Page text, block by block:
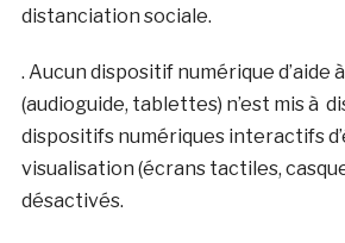
distanciation sociale.
. Aucun dispositif numérique d’aide
(audioguide, tablettes) n’est mis à
dispositifs numériques interactifs
visualisation (écrans tactiles,
désactivés.